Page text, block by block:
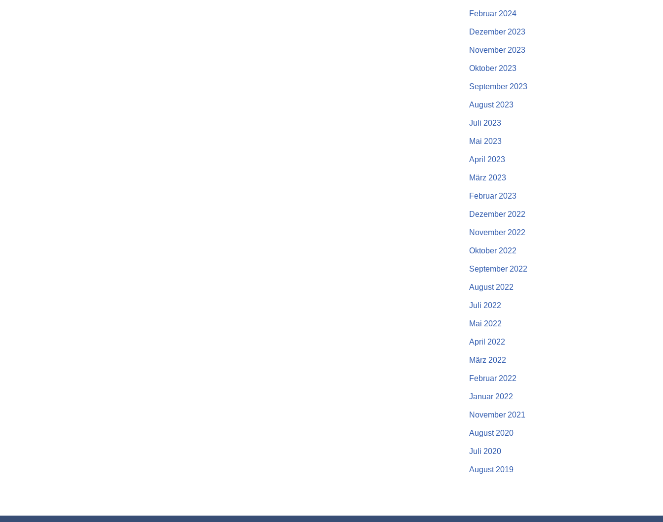
Februar 2024
Dezember 2023
November 2023
Oktober 2023
September 2023
August 2023
Juli 2023
Mai 2023
April 2023
März 2023
Februar 2023
Dezember 2022
November 2022
Oktober 2022
September 2022
August 2022
Juli 2022
Mai 2022
April 2022
März 2022
Februar 2022
Januar 2022
November 2021
August 2020
Juli 2020
August 2019